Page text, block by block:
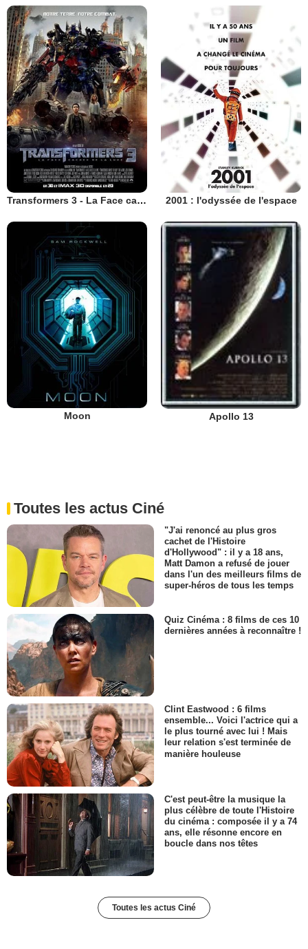
Transformers 3 - La Face cachée de la Lune 2001 : l'odyssée de l'espace
Moon Apollo 13
Toutes les actus Ciné
"J'ai renoncé au plus gros
cachet de l'Histoire
d'Hollywood" : il y a 18 ans,
Matt Damon a refusé de jouer
dans l'un des meilleurs films de
super-héros de tous les temps
Quiz Cinéma : 8 films de ces 10
dernières années à reconnaître !
Clint Eastwood : 6 films
ensemble... Voici l'actrice qui a
le plus tourné avec lui ! Mais
leur relation s'est terminée de
manière houleuse
C'est peut-être la musique la
plus célèbre de toute l'Histoire
du cinéma : composée il y a 74
ans, elle résonne encore en
boucle dans nos têtes
Toutes les actus Ciné